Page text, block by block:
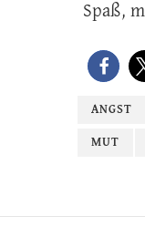
Spaß,
ANGST
MUT